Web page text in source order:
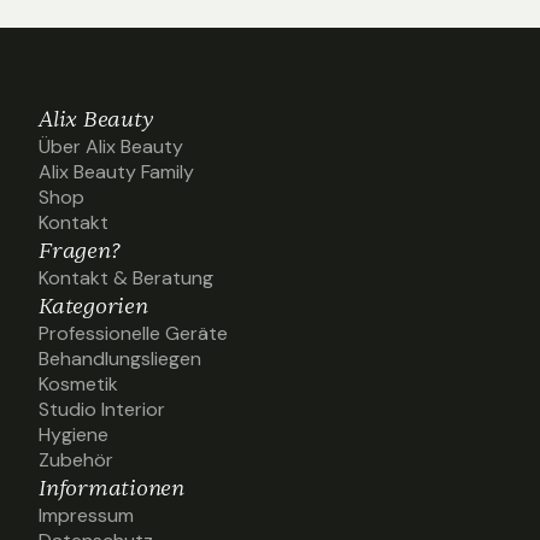
Alix Beauty
Über Alix Beauty
Über Alix Beauty
Alix Beauty Family
Alix Beauty Family
Shop
Shop
Kontakt
Kontakt
Fragen?
Kontakt & Beratung
Kontakt & Beratung
Kategorien
Professionelle Geräte
Professionelle Geräte
Behandlungsliegen
Behandlungsliegen
Kosmetik
Kosmetik
Studio Interior
Studio Interior
Hygiene
Hygiene
Zubehör
Zubehör
Informationen
Impressum